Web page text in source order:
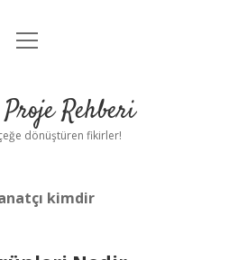
Anasayfa
Uyarı
menüyü
Rehberi
dönüştüren fikirler!
kimdir